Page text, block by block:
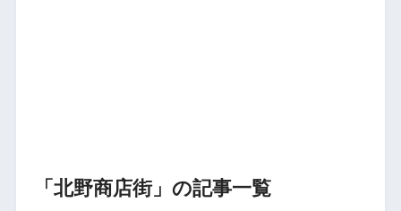
「北野商店街」の記事一覧